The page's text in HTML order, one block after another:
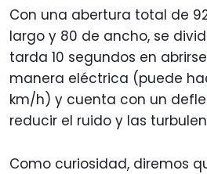
Con una abertura total de
largo y 80 de ancho, se
tarda 10 segundos en
manera eléctrica (puede
km/h) y cuenta con un
reducir el ruido y las
Como curiosidad, diremos